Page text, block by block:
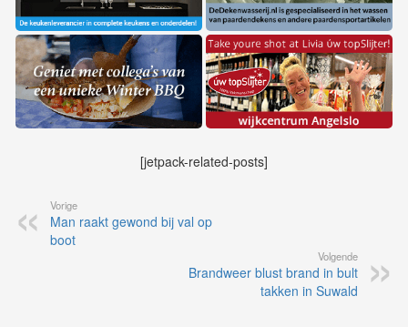
[jetpack-related-posts]
Vorige
Man raakt gewond bij val op
boot
Volgende
Brandweer blust brand in bult
takken in Suwald